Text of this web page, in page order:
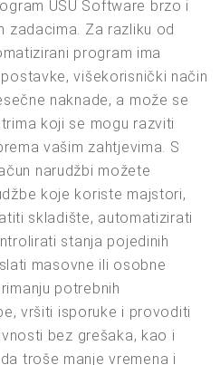
USU Software brzo i
zadacima. Za razliku od
program ima
višekorisnički način
naknade, a može se
koji se mogu razviti
vašim zahtjevima. S
narudžbi možete
koje koriste majstori,
skladište, automatizirati
stanja pojedinih
masovne ili osobne
potrebnih
vršiti isporuke i provoditi
bez grešaka, kao i
troše manje vremena i